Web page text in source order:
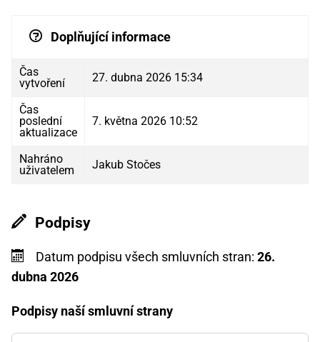
Doplňující informace
Čas
vytvoření
27. dubna 2026 15:34
Čas
poslední
aktualizace
7. května 2026 10:52
Nahráno
uživatelem
Jakub Stočes
Podpisy
Datum podpisu všech smluvních stran: 26.
dubna 2026
Podpisy naší smluvní strany